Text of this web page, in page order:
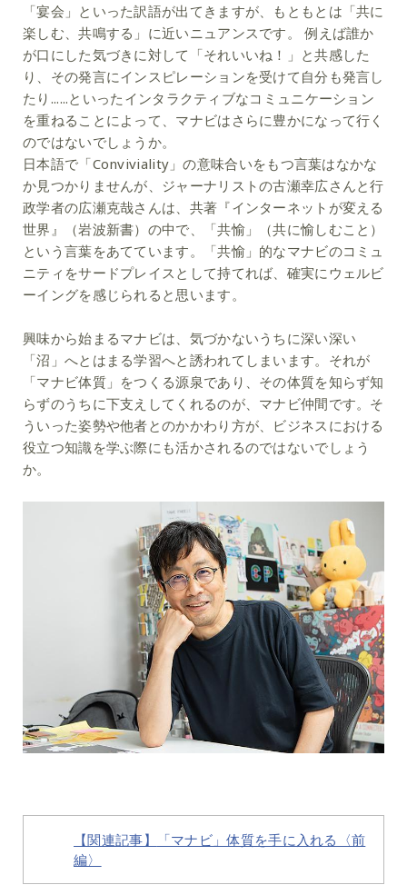
「宴会」といった訳語が出てきますが、もともとは「共に
楽しむ、共鳴する」に近いニュアンスです。 例えば誰か
が口にした気づきに対して「それいいね！」と共感した
り、その発言にインスピレーションを受けて自分も発言し
たり......といったインタラクティブなコミュニケーション
を重ねることによって、マナビはさらに豊かになって行く
のではないでしょうか。
日本語で「Conviviality」の意味合いをもつ言葉はなかな
か見つかりませんが、ジャーナリストの古瀬幸広さんと行
政学者の広瀬克哉さんは、共著『インターネットが変える
世界』（岩波新書）の中で、「共愉」（共に愉しむこと）
という言葉をあてています。「共愉」的なマナビのコミュ
ニティをサードプレイスとして持てれば、確実にウェルビ
ーイングを感じられると思います。
興味から始まるマナビは、気づかないうちに深い深い
「沼」へとはまる学習へと誘われてしまいます。それが
「マナビ体質」をつくる源泉であり、その体質を知らず知
らずのうちに下支えしてくれるのが、マナビ仲間です。そ
ういった姿勢や他者とのかかわり方が、ビジネスにおける
役立つ知識を学ぶ際にも活かされるのではないでしょう
か。
【関連記事】
「マナビ」体質を手に入れる〈前
編〉